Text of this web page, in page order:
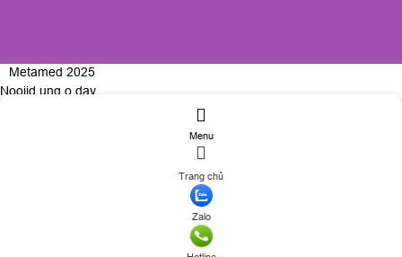
Metamed 2025
Menu
Trang chủ
Zalo
Nooijd ung o day